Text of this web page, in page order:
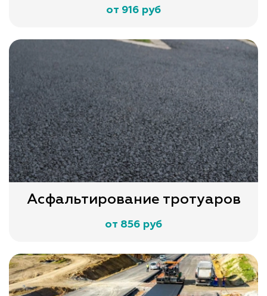
от 916 руб
Асфальтирование тротуаров
от 856 руб